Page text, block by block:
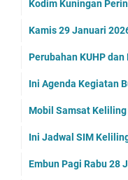
Kodim Kuningan
Kamis 29 Januari
Perubahan KUHP dan
Ini Agenda Kegiatan
Mobil Samsat
Ini Jadwal SIM
Embun Pagi Rabu 28